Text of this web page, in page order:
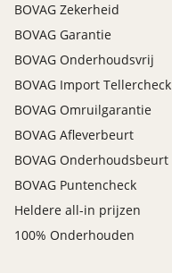
BOVAG Zekerheid
BOVAG Garantie
BOVAG Onderhoudsvrij
BOVAG Import Tellercheck
BOVAG Omruilgarantie
BOVAG Afleverbeurt
BOVAG Onderhoudsbeurt
BOVAG Puntencheck
Heldere all-in prijzen
100% Onderhouden